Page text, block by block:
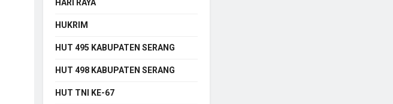
HARI RAYA
HUKRIM
HUT 495 KABUPATEN SERANG
HUT 498 KABUPATEN SERANG
HUT TNI KE-67